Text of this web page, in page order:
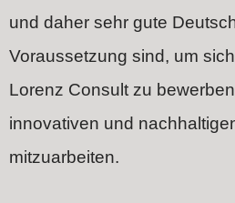
und daher sehr gute
Voraussetzung sind, um
Lorenz Consult zu
innovativen und
mitzuarbeiten.